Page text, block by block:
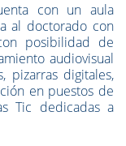
con un aula
al doctorado con
posibilidad de
audiovisual
pizarras digitales,
en puestos de
Tic dedicadas a